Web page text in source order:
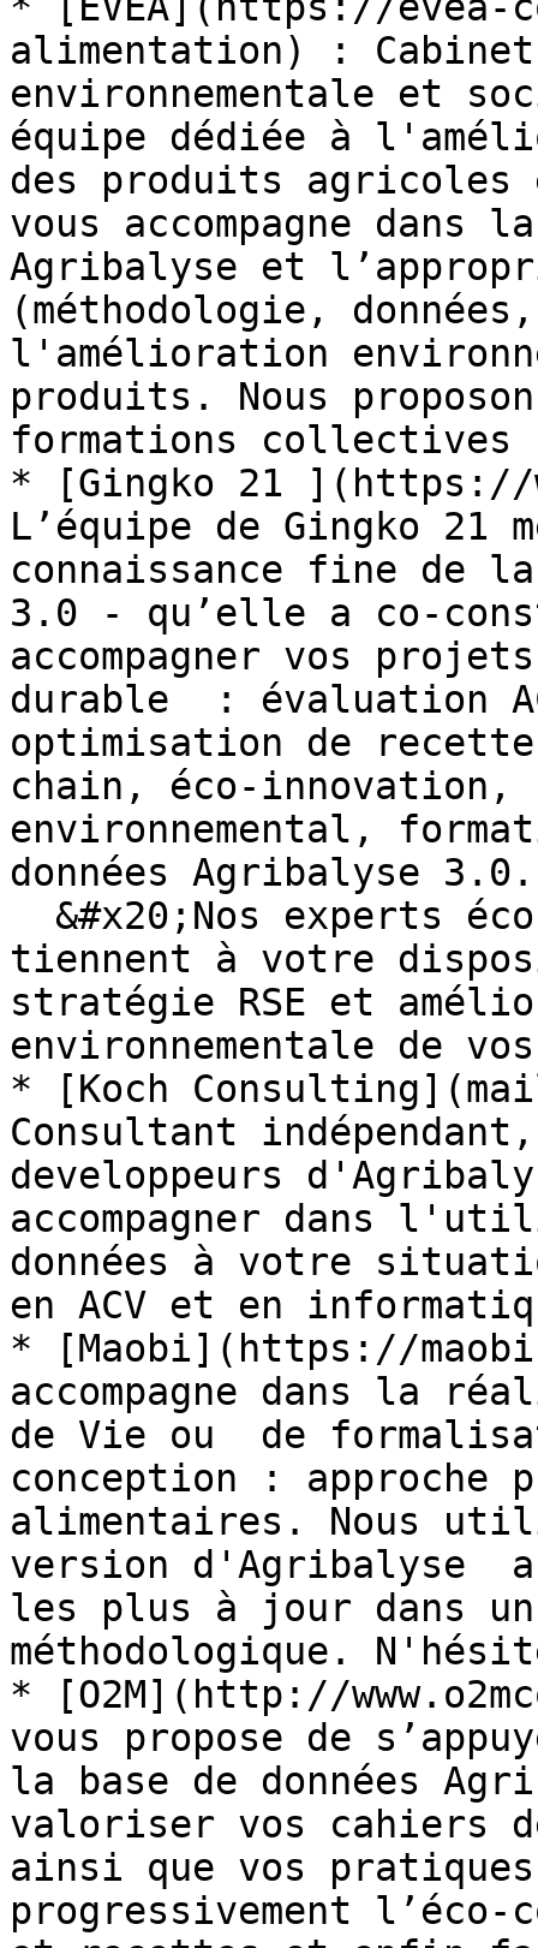
alimentation) :
environnementale et
équipe dédiée à
des produits agricoles
vous accompagne dans
Agribalyse et
(méthodologie,
l'amélioration
produits. Nous
formations collectives
* [Gingko 21 ](https://
L’équipe de Gingko
connaissance fine de
3.0 - qu’elle a co-
accompagner vos
durable  : évaluation
optimisation de
chain, éco-innovation,
environnemental,
données Agribalyse
tiennent à votre
stratégie RSE et
environnementale de
* [Koch
Consultant
developpeurs
accompagner dans
données à votre
en ACV et en
* [Maobi](https://
accompagne dans la
de Vie ou  de
conception :
alimentaires. Nous
version d'Agribalyse
les plus à jour dans
méthodologique.
* [O2M](http://
vous propose de
la base de données
valoriser vos cahiers
ainsi que vos
progressivement l’éco-